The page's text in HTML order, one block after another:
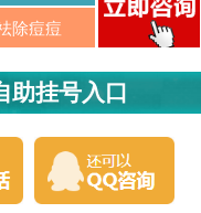
除痘痘
助挂号入口